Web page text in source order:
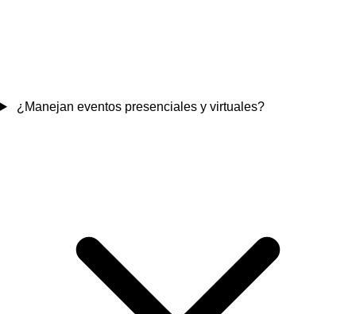
¿Manejan eventos presenciales y virtuales?